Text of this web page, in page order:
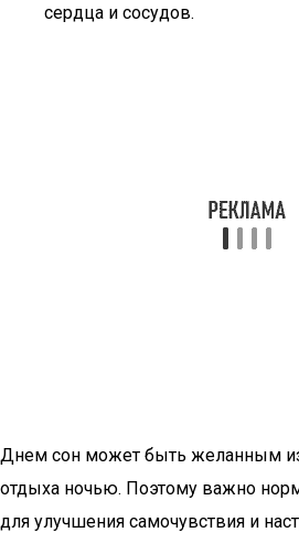
сердца и сосудов.
Днем сон может быть желанным
отдыха ночью. Поэтому важно
для улучшения самочувствия и